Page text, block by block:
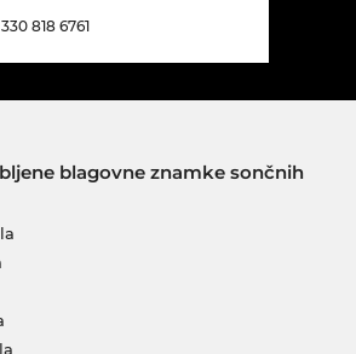
818 6761
blagovne znamke sončnih